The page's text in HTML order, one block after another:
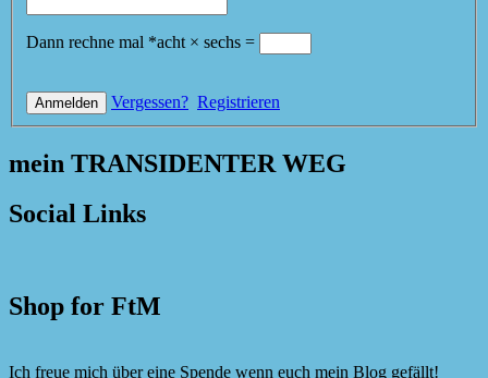
Dann rechne mal *acht × sechs =
Vergessen? Registrieren
mein TRANSIDENTER WEG
Social Links
Shop for FtM
Ich freue mich über eine Spende wenn euch mein Blog gefällt!